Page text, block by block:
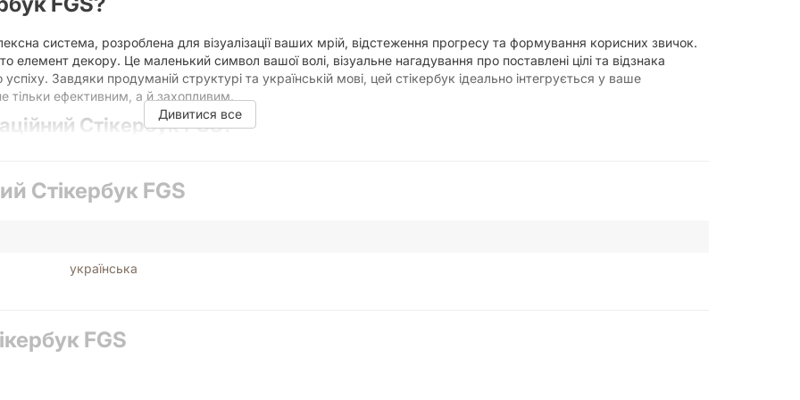
система, розроблена для візуалізації ваших мрій, відстеження прогресу та формування корисних звичок.
елемент декору. Це маленький символ вашої волі, візуальне нагадування про поставлені цілі та відзнака
Завдяки продуманій структурі та українській мові, цей стікербук ідеально інтегрується у ваше
тільки ефективним, а й захопливим.
Стікербук FGS?
завдання, відзначайте нові звички, святкуйте кожне досягнення. Це створює відчуття задоволення та
навіть мініатюрний, піднімає настрій та зміцнює вашу віру в власні сили. Стікербук FGS допомагає
Дивитися все
Стікербук FGS
українська
FGS